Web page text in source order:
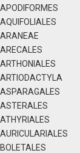
APODIFORMES
AQUIFOLIALES
ARANEAE
ARECALES
ARTHONIALES
ARTIODACTYLA
ASPARAGALES
ASTERALES
ATHYRIALES
AURICULARIALES
BOLETALES